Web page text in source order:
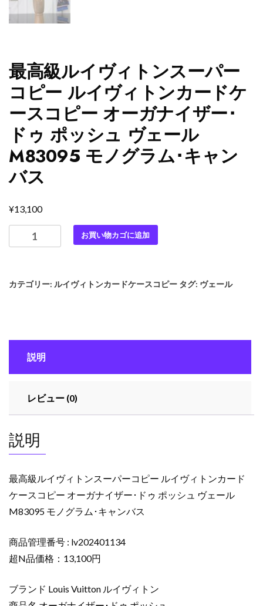
最高級ルイヴィトンスーパー
コピー ルイヴィトンカードケ
ースコピー オーガナイザー･
ドゥ ポッシュ ヴェール
M83095 モノグラム･キャン
バス
¥13,100
高
イ
ン
ー
コ
ー
ル
ヴ
ィ
ト
カ
ー
ケ
ー
お買い物カゴに追加
カテゴリー: ルイヴィトンカードケースコピー タグ: ヴェール
説明
レビュー (0)
説明
最高級ルイヴィトンスーパーコピー ルイヴィトンカード
ケースコピー オーガナイザー･ドゥ ポッシュ ヴェール
M83095 モノグラム･キャンバス
商品管理番号 : lv202401134
超N品価格：13,100円
ブランド Louis Vuitton ルイヴィトン